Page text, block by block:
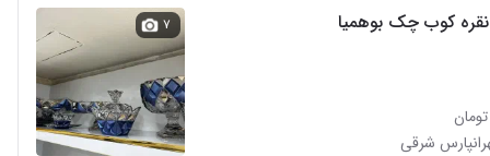
کوب چک بوهمیا
شرقی
۷